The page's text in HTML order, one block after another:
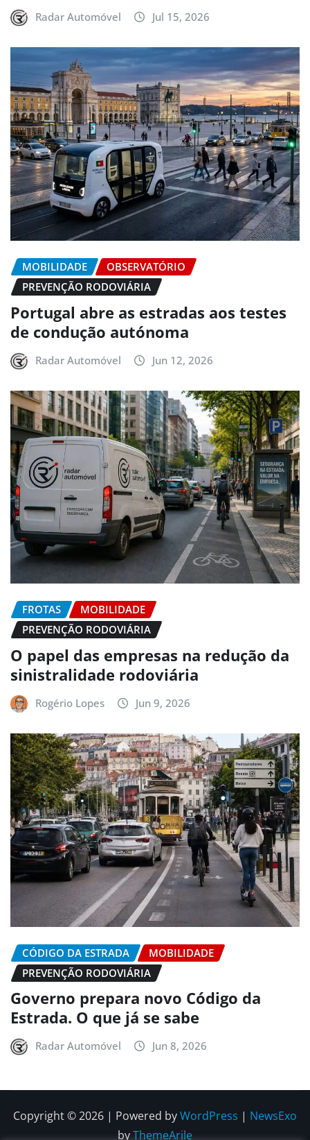
Radar Automóvel Jul 15, 2026
MOBILIDADE
OBSERVATÓRIO
PREVENÇÃO RODOVIÁRIA
Portugal abre as estradas aos testes
de condução autónoma
Radar Automóvel Jun 12, 2026
FROTAS
MOBILIDADE
PREVENÇÃO RODOVIÁRIA
O papel das empresas na redução da
sinistralidade rodoviária
Rogério Lopes Jun 9, 2026
CÓDIGO DA ESTRADA
MOBILIDADE
PREVENÇÃO RODOVIÁRIA
Governo prepara novo Código da
Estrada. O que já se sabe
Radar Automóvel Jun 8, 2026
Copyright © 2026 | Powered byWordPress | NewsExo
byThemeArile